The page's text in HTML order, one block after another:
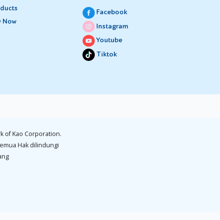
Now
Facebook
Instagram
Youtube
Tiktok
of Kao Corporation.
Hak dilindungi